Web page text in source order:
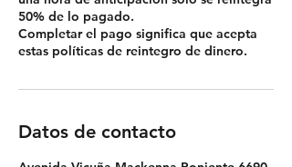
50% de lo pagado.
Completar el pago significa que acepta
Datos de contacto